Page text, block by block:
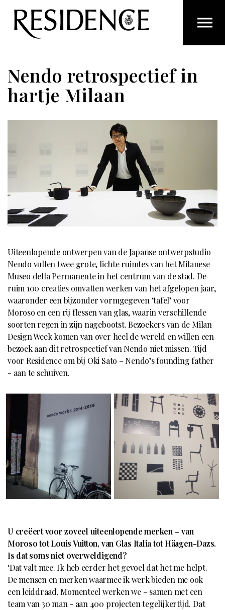
Overslaan en ga direct naar de inhoud
Nendo retrospectief in
hartje Milaan
Uiteenlopende ontwerpen van de Japanse ontwerpstudio
Nendo vullen twee grote, lichte ruimtes van het Milanese
Museo della Permanente in het centrum van de stad. De
ruim 100 creaties omvatten werken van het afgelopen jaar,
waaronder een bijzonder vormgegeven ‘tafel’ voor
Moroso en een rij flessen van glas, waarin verschillende
soorten regen in zijn nagebootst. Bezoekers van de Milan
Design Week komen van over heel de wereld en willen een
bezoek aan dit retrospectief van Nendo niet missen. Tijd
voor Residence om bij Oki Sato – Nendo’s founding father
- aan te schuiven.
U creëert voor zoveel uiteenlopende merken – van
Moroso tot Louis Vuitton, van Glas Italia tot Häagen-Dazs.
Is dat soms niet overweldigend?
‘Dat valt mee. Ik heb eerder het gevoel dat het me helpt.
De mensen en merken waarmee ik werk bieden me ook
een leiddraad. Momenteel werken we – samen met een
team van 30 man - aan 400 projecten tegelijkertijd. Dat